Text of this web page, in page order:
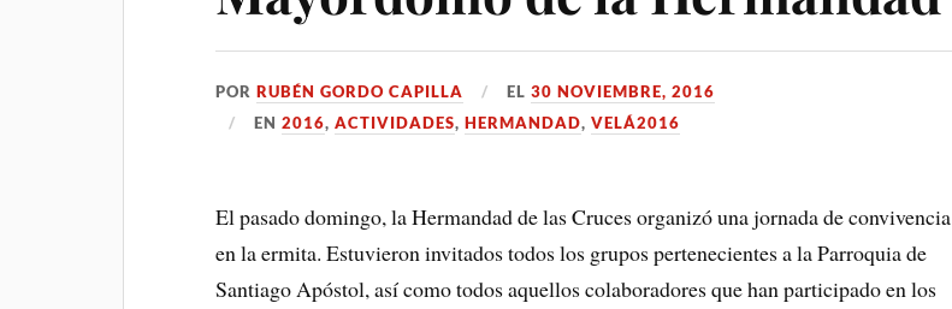
PORRUBÉN GORDO CAPILLA EL30 NOVIEMBRE, 2016
EN2016,ACTIVIDADES,HERMANDAD,VELÁ2016
El pasado domingo, la Hermandad de las Cruces organizó una jornada de convivencia
en la ermita. Estuvieron invitados todos los grupos pertenecientes a la Parroquia de
Santiago Apóstol, así como todos aquellos colaboradores que han participado en los